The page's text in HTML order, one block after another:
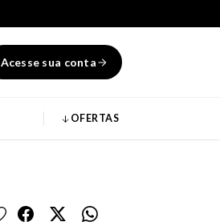
Acesse sua conta
OFERTAS